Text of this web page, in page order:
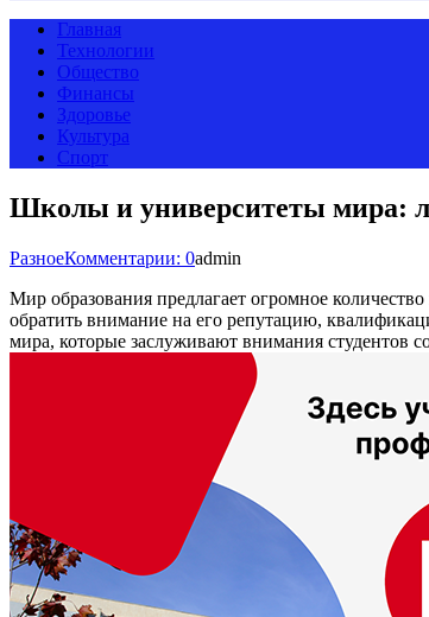
Главная
Технологии
Общество
Финансы
Здоровье
Культура
Спорт
Школы и университеты мира:
РазноеКомментарии: 0admin
Мир образования предлагает огромное
обратить внимание на его репутацию,
мира, которые заслуживают внимания студентов